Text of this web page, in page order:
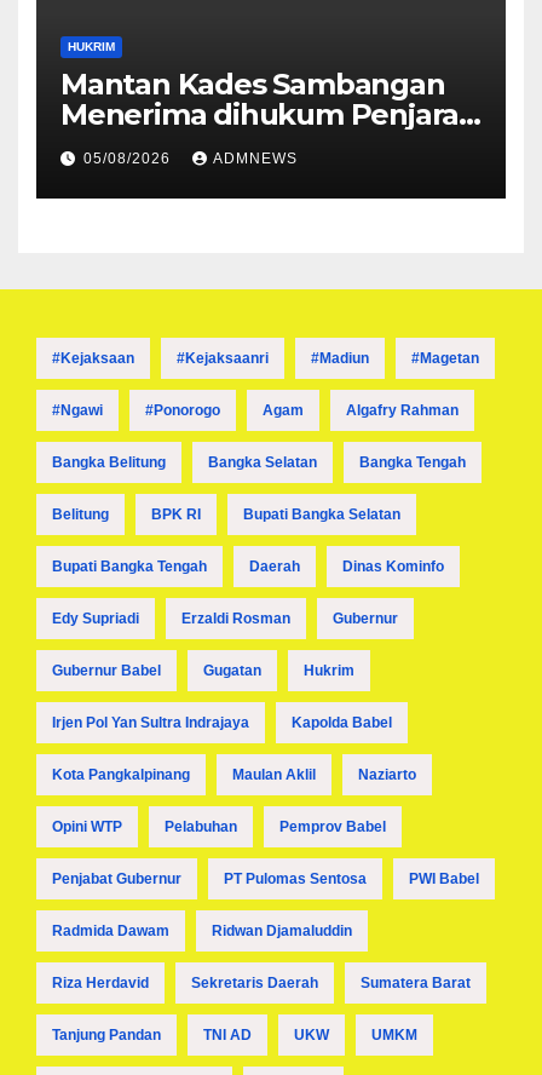
HUKRIM
Mantan Kades Sambangan
Menerima dihukum Penjara 1
tahun 4 Bulan
05/08/2026 ADMNEWS
#kejaksaan #kejaksaanri #madiun #magetan
#ngawi #ponorogo Agam Algafry Rahman
Bangka Belitung Bangka Selatan Bangka Tengah
Belitung BPK RI Bupati Bangka Selatan
Bupati Bangka Tengah Daerah Dinas Kominfo
Edy Supriadi Erzaldi Rosman Gubernur
Gubernur Babel Gugatan Hukrim
Irjen Pol Yan Sultra Indrajaya Kapolda Babel
Kota Pangkalpinang Maulan Aklil Naziarto
Opini WTP Pelabuhan Pemprov Babel
Penjabat Gubernur PT Pulomas Sentosa PWI Babel
Radmida Dawam Ridwan Djamaluddin
Riza Herdavid Sekretaris Daerah Sumatera Barat
Tanjung Pandan TNI AD UKW UMKM